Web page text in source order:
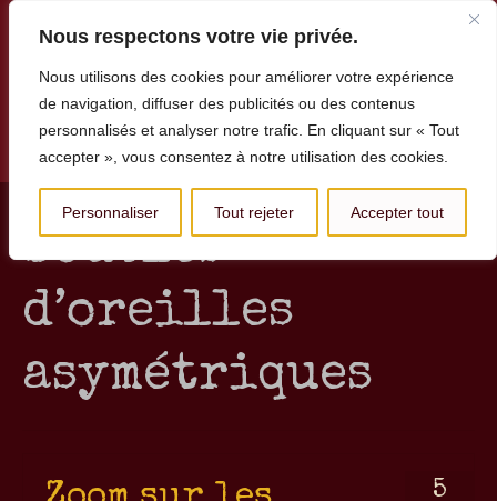
Nous respectons votre vie privée.
Nous utilisons des cookies pour améliorer votre expérience
de navigation, diffuser des publicités ou des contenus
personnalisés et analyser notre trafic. En cliquant sur « Tout
accepter », vous consentez à notre utilisation des cookies.
Personnaliser Tout rejeter Accepter tout
Menu
boucles
d’oreilles
asymétriques
5